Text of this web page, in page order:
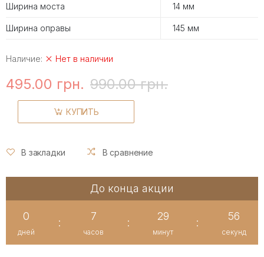
Ширина моста 14 мм
Ширина оправы 145 мм
Наличие: Нет в наличии
495.00 грн. 990.00 грн.
КУПИТЬ
В закладки В сравнение
До конца акции
0
дней
:
7
часов
:
29
минут
:
56
секунд